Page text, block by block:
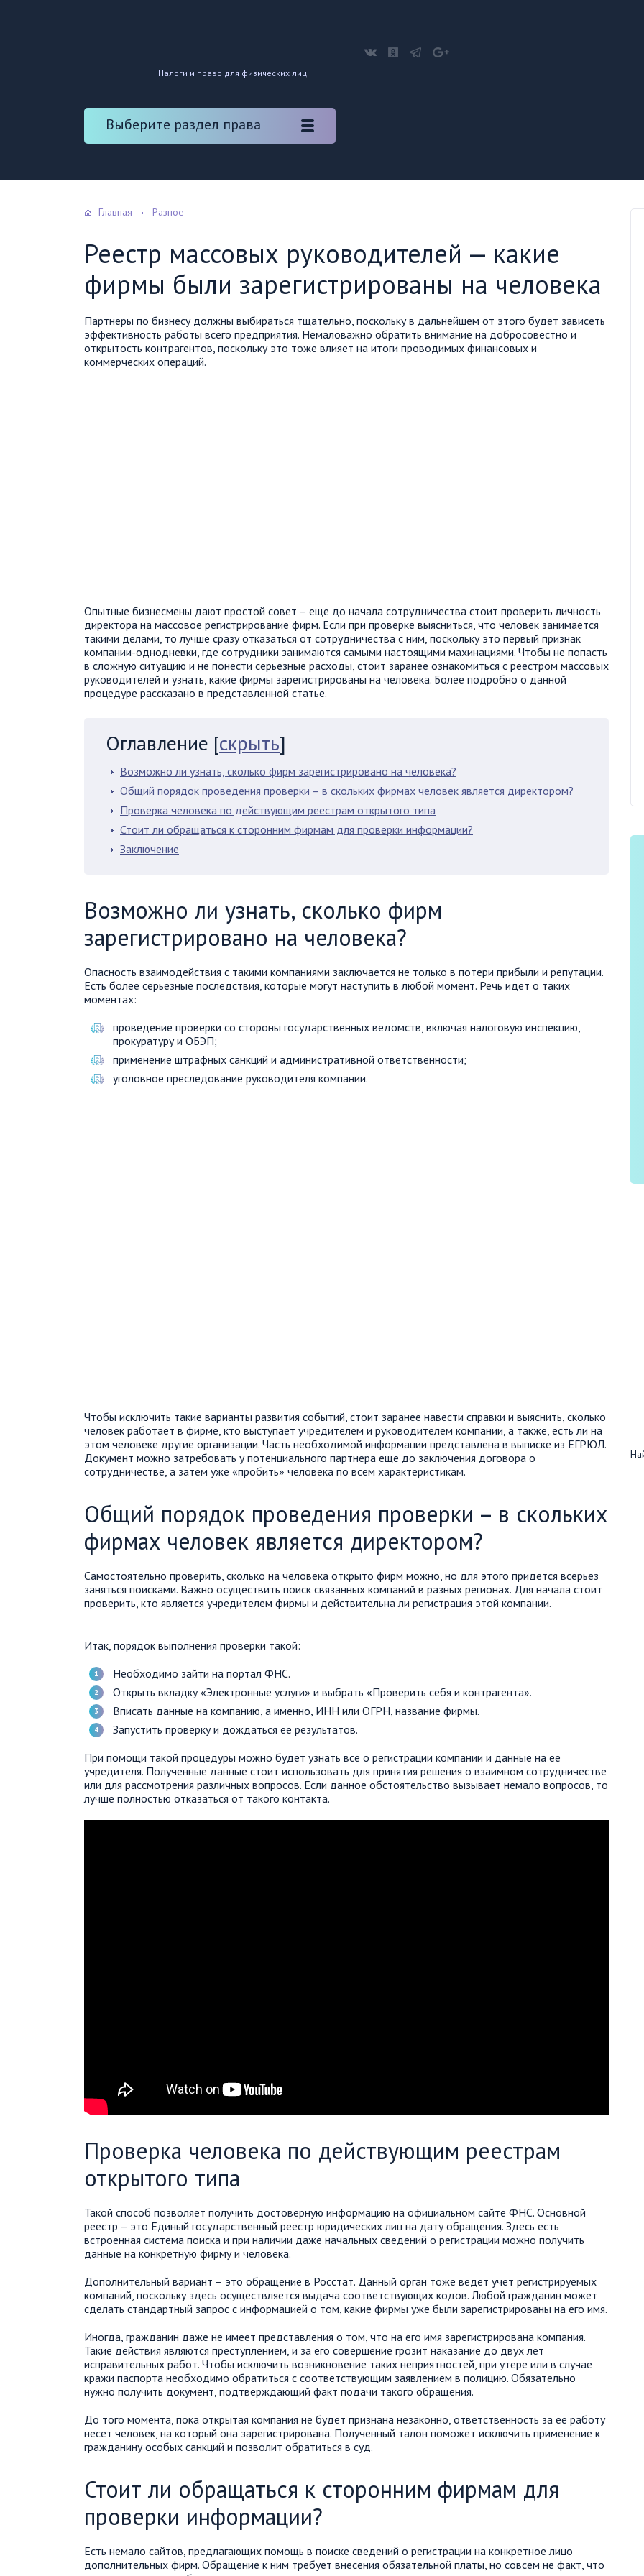
Налоги и право для физических лиц
Выберите раздел права
Главная Разное
Реестр массовых руководителей — какие
фирмы были зарегистрированы на человека
Партнеры по бизнесу должны выбираться тщательно, поскольку в дальнейшем от этого будет зависеть
эффективность работы всего предприятия. Немаловажно обратить внимание на добросовестно и
открытость контрагентов, поскольку это тоже влияет на итоги проводимых финансовых и
коммерческих операций.
Опытные бизнесмены дают простой совет – еще до начала сотрудничества стоит проверить личность
директора на массовое регистрирование фирм. Если при проверке выясниться, что человек занимается
такими делами, то лучше сразу отказаться от сотрудничества с ним, поскольку это первый признак
компании-однодневки, где сотрудники занимаются самыми настоящими махинациями. Чтобы не попасть
в сложную ситуацию и не понести серьезные расходы, стоит заранее ознакомиться с реестром массовых
руководителей и узнать, какие фирмы зарегистрированы на человека. Более подробно о данной
процедуре рассказано в представленной статье.
Оглавление [скрыть]
Возможно ли узнать, сколько фирм зарегистрировано на человека?
Общий порядок проведения проверки – в скольких фирмах человек является директором?
Проверка человека по действующим реестрам открытого типа
Стоит ли обращаться к сторонним фирмам для проверки информации?
Заключение
Возможно ли узнать, сколько фирм
зарегистрировано на человека?
Опасность взаимодействия с такими компаниями заключается не только в потери прибыли и репутации.
Есть более серьезные последствия, которые могут наступить в любой момент. Речь идет о таких
моментах:
проведение проверки со стороны государственных ведомств, включая налоговую инспекцию,
прокуратуру и ОБЭП;
применение штрафных санкций и административной ответственности;
уголовное преследование руководителя компании.
Чтобы исключить такие варианты развития событий, стоит заранее навести справки и выяснить, сколько
человек работает в фирме, кто выступает учредителем и руководителем компании, а также, есть ли на
этом человеке другие организации. Часть необходимой информации представлена в выписке из ЕГРЮЛ.
Документ можно затребовать у потенциального партнера еще до заключения договора о
сотрудничестве, а затем уже «пробить» человека по всем характеристикам.
Общий порядок проведения проверки – в скольких
фирмах человек является директором?
Самостоятельно проверить, сколько на человека открыто фирм можно, но для этого придется всерьез
заняться поисками. Важно осуществить поиск связанных компаний в разных регионах. Для начала стоит
проверить, кто является учредителем фирмы и действительна ли регистрация этой компании.
Итак, порядок выполнения проверки такой:
Необходимо зайти на портал ФНС.
Открыть вкладку «Электронные услуги» и выбрать «Проверить себя и контрагента».
Вписать данные на компанию, а именно, ИНН или ОГРН, название фирмы.
Запустить проверку и дождаться ее результатов.
При помощи такой процедуры можно будет узнать все о регистрации компании и данные на ее
учредителя. Полученные данные стоит использовать для принятия решения о взаимном сотрудничестве
или для рассмотрения различных вопросов. Если данное обстоятельство вызывает немало вопросов, то
лучше полностью отказаться от такого контакта.
Проверка человека по действующим реестрам
открытого типа
Такой способ позволяет получить достоверную информацию на официальном сайте ФНС. Основной
реестр – это Единый государственный реестр юридических лиц на дату обращения. Здесь есть
встроенная система поиска и при наличии даже начальных сведений о регистрации можно получить
данные на конкретную фирму и человека.
Дополнительный вариант – это обращение в Росстат. Данный орган тоже ведет учет регистрируемых
компаний, поскольку здесь осуществляется выдача соответствующих кодов. Любой гражданин может
сделать стандартный запрос с информацией о том, какие фирмы уже были зарегистрированы на его имя.
Иногда, гражданин даже не имеет представления о том, что на его имя зарегистрирована компания.
Такие действия являются преступлением, и за его совершение грозит наказание до двух лет
исправительных работ. Чтобы исключить возникновение таких неприятностей, при утере или в случае
кражи паспорта необходимо обратиться с соответствующим заявлением в полицию. Обязательно
нужно получить документ, подтверждающий факт подачи такого обращения.
До того момента, пока открытая компания не будет признана незаконно, ответственность за ее работу
несет человек, на который она зарегистрирована. Полученный талон поможет исключить применение к
гражданину особых санкций и позволит обратиться в суд.
Стоит ли обращаться к сторонним фирмам для
проверки информации?
Есть немало сайтов, предлагающих помощь в поиске сведений о регистрации на конкретное лицо
дополнительных фирм. Обращение к ним требует внесения обязательной платы, но совсем не факт, что